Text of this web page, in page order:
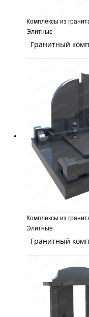
Комплексы из
Элитные
Гранитный
Комплексы из
Элитные
Гранитный